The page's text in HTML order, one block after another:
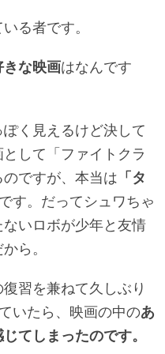
る者です。
きな映画はなんです
く見えるけど決して
して「ファイトクラ
ですが、本当は 「タ
す。だってシュワちゃ
いロボが少年と友情
ら。
習を兼ねて久しぶり
いたら、映画の中のあ
てしまったのです。